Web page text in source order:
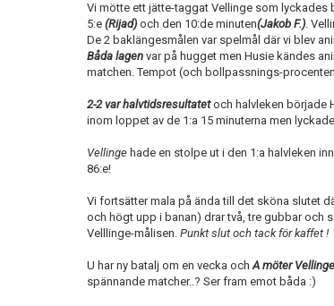
Vi mötte ett jätte-taggat Vellinge som lyckades
5:e (Rijad) och den 10:de minuten(Jakob F.).
De 2 baklängesmålen var spelmål där vi blev
Båda lagen var på hugget men Husie kändes
matchen. Tempot (och bollpassnings-
2-2 var halvtidsresultatetoch halvleken började
inom loppet av de 1:a 15 minuterna men
Vellinge hade en stolpe ut i den 1:a halvleken
86:e!
Vi fortsätter mala på ända till det sköna slutet
och högt upp i banan) drar två, tre gubbar och
Velllinge-målisen. Punkt slut och tack för kaffet !
U har ny batalj om en vecka ochA möter
spännande matcher..? Ser fram emot båda :)